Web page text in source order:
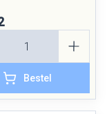
Bestel